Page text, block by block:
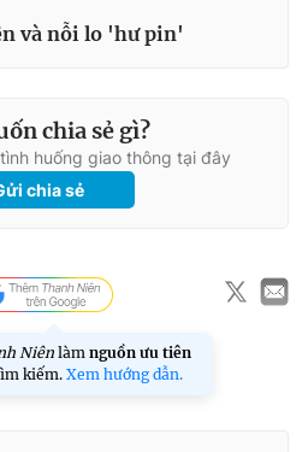
và nỗi lo 'hư pin'
chia sẻ gì?
huống giao thông tại đây
chia sẻ
Niên làm nguồn ưu tiên
kiếm. Xem hướng dẫn.